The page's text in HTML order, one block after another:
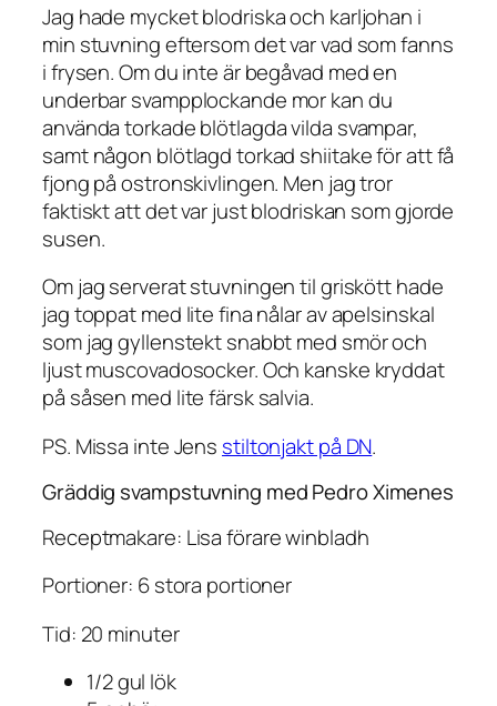
Jag hade mycket blodriska och karljohan i
min stuvning eftersom det var vad som fanns
i frysen. Om du inte är begåvad med en
underbar svampplockande mor kan du
använda torkade blötlagda vilda svampar,
samt någon blötlagd torkad shiitake för att få
fjong på ostronskivlingen. Men jag tror
faktiskt att det var just blodriskan som gjorde
susen.
Om jag serverat stuvningen til griskött hade
jag toppat med lite fina nålar av apelsinskal
som jag gyllenstekt snabbt med smör och
ljust muscovadosocker. Och kanske kryddat
på såsen med lite färsk salvia.
PS. Missa inte Jens stiltonjakt på DN.
Gräddig svampstuvning med Pedro Ximenes
Receptmakare: Lisa förare winbladh
Portioner: 6 stora portioner
Tid: 20 minuter
1/2 gul lök